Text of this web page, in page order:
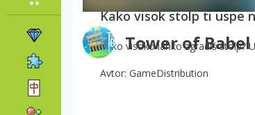
Tower of Babel
Kako visok stolp ti uspe
Kako visoko lahko zgradiš stolp?
Avtor: GameDistribution